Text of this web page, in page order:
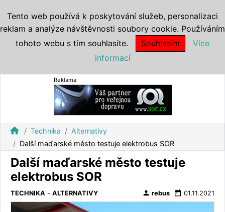
Reklama
home Technika
Alternativy
Další maďarské město testuje elektrobus SOR
Další maďarské město testuje
elektrobus SOR
TECHNIKA - ALTERNATIVY person rebus date_range 01.11.2021
Tento web používá k poskytování služeb, personalizaci
reklam a analýze návštěvnosti soubory cookie. Používáním
tohoto webu s tím souhlasíte.
Souhlasím
Více
informací